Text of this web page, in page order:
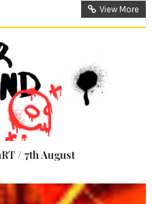
View More
/ 7th August